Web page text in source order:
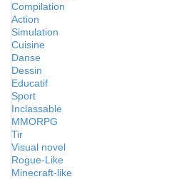
Compilation
Action
Simulation
Cuisine
Danse
Dessin
Educatif
Sport
Inclassable
MMORPG
Tir
Visual novel
Rogue-Like
Minecraft-like